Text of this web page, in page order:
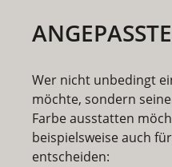
Wer nicht unbedingt
möchte, sondern
Farbe ausstatten
beispielsweise auch
entscheiden: